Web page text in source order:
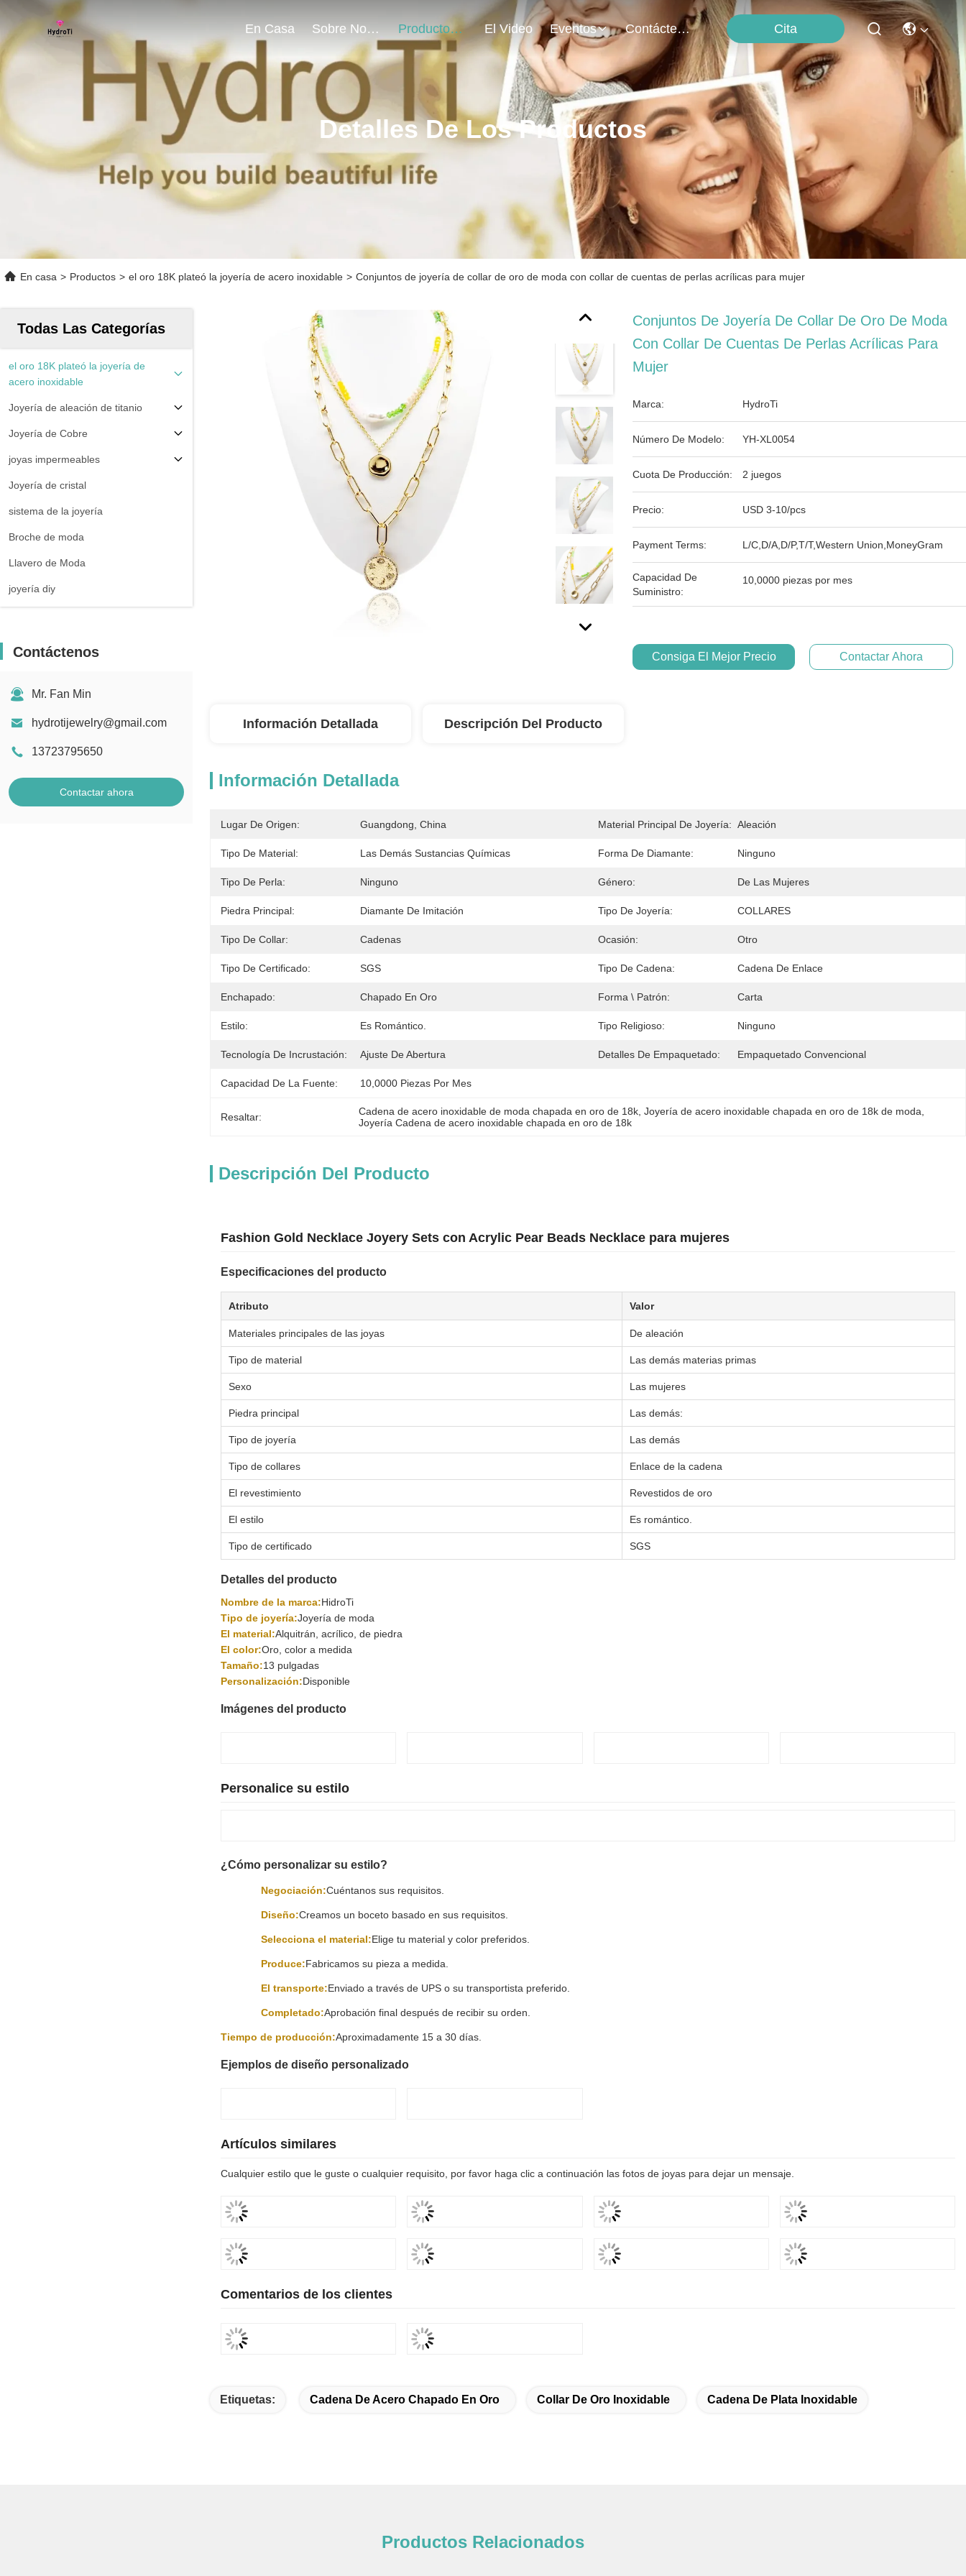
En Casa Sobre Nosotros Productos El Video Eventos Contáctenos Cita
Detalles De Los Productos
En casa > Productos > el oro 18K plateó la joyería de acero inoxidable > Conjuntos de joyería de collar de oro de moda con collar de cuentas de perlas acrílicas para mujer
Todas Las Categorías
el oro 18K plateó la joyería de
acero inoxidable
Joyería de aleación de titanio
Joyería de Cobre
joyas impermeables
Joyería de cristal
sistema de la joyería
Broche de moda
Llavero de Moda
joyería diy
Contáctenos
Mr. Fan Min
hydrotijewelry@gmail.com
13723795650
Contactar ahora
Conjuntos De Joyería De Collar De Oro De Moda
Con Collar De Cuentas De Perlas Acrílicas Para
Mujer
Marca: HydroTi
Número De Modelo: YH-XL0054
Cuota De Producción: 2 juegos
Precio: USD 3-10/pcs
Payment Terms: L/C,D/A,D/P,T/T,Western Union,MoneyGram
Capacidad De
Suministro:
10,0000 piezas por mes
Consiga El Mejor Precio Contactar Ahora
Información Detallada Descripción Del Producto
Información Detallada
Lugar De Origen: Guangdong, China Material Principal De Joyería: Aleación
Tipo De Material: Las Demás Sustancias Químicas Forma De Diamante: Ninguno
Tipo De Perla: Ninguno Género: De Las Mujeres
Piedra Principal: Diamante De Imitación Tipo De Joyería: COLLARES
Tipo De Collar: Cadenas Ocasión: Otro
Tipo De Certificado: SGS Tipo De Cadena: Cadena De Enlace
Enchapado: Chapado En Oro Forma \ Patrón: Carta
Estilo: Es Romántico. Tipo Religioso: Ninguno
Tecnología De Incrustación: Ajuste De Abertura Detalles De Empaquetado: Empaquetado Convencional
Capacidad De La Fuente: 10,0000 Piezas Por Mes
Resaltar: Cadena de acero inoxidable de moda chapada en oro de 18k Joyería de acero inoxidable chapada en oro de 18k de moda
Joyería Cadena de acero inoxidable chapada en oro de 18k
Descripción Del Producto
Fashion Gold Necklace Joyery Sets con Acrylic Pear Beads Necklace para mujeres
Especificaciones del producto
Atributo Valor
Materiales principales de las joyas De aleación
Tipo de material Las demás materias primas
Sexo Las mujeres
Piedra principal Las demás:
Tipo de joyería Las demás
Tipo de collares Enlace de la cadena
El revestimiento Revestidos de oro
El estilo Es romántico.
Tipo de certificado SGS
Detalles del producto
Nombre de la marca:HidroTi
Tipo de joyería:Joyería de moda
El material:Alquitrán, acrílico, de piedra
El color:Oro, color a medida
Tamaño:13 pulgadas
Personalización:Disponible
Imágenes del producto
Personalice su estilo
Negociación:Cuéntanos sus requisitos.
Diseño:Creamos un boceto basado en sus requisitos.
Fabricamos su pieza a medida.
Enviado a través de UPS o su transportista preferido.
Aprobación final después de recibir su orden.
Tiempo de producción:Aproximadamente 15 a 30 días.